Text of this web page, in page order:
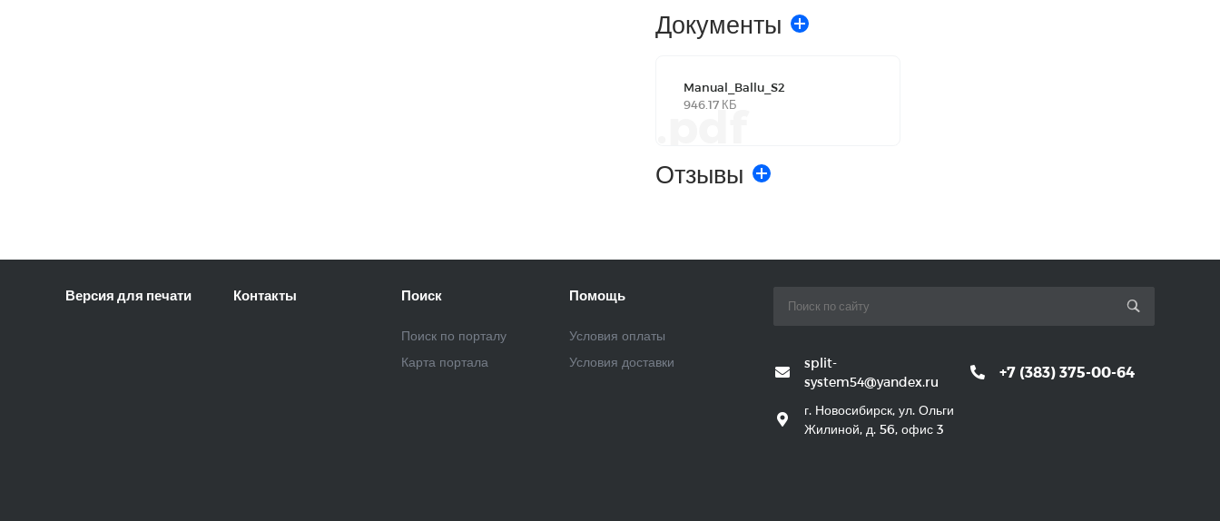
Документы
Manual_Ballu_S2
946.17 КБ
.pdf
Отзывы
Версия для печати Контакты Поиск
Поиск по порталу
Карта портала
Помощь
Условия оплаты
Условия доставки
split-
system54@yandex.ru
+7 (383) 375-00-64
г. Новосибирск, ул. Ольги
Жилиной, д. 56, офис 3